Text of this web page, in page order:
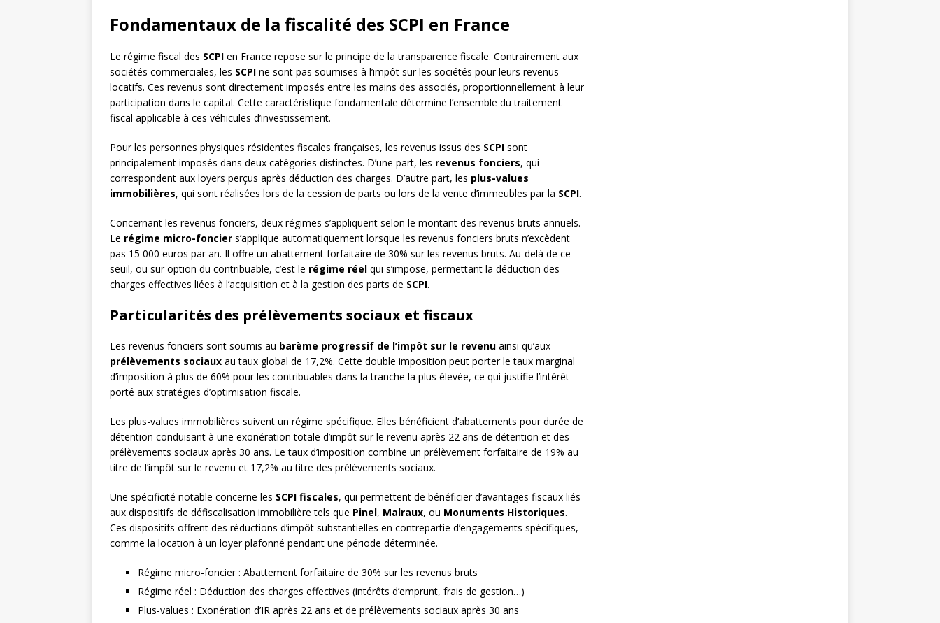
Fondamentaux de la fiscalité des SCPI en France
Le régime fiscal des SCPI en France repose sur le principe de la transparence fiscale. Contrairement aux
sociétés commerciales, les SCPI ne sont pas soumises à l’impôt sur les sociétés pour leurs revenus
locatifs. Ces revenus sont directement imposés entre les mains des associés, proportionnellement à leur
participation dans le capital. Cette caractéristique fondamentale détermine l’ensemble du traitement
fiscal applicable à ces véhicules d’investissement.
Pour les personnes physiques résidentes fiscales françaises, les revenus issus des SCPI sont
principalement imposés dans deux catégories distinctes. D’une part, les revenus fonciers, qui
correspondent aux loyers perçus après déduction des charges. D’autre part, les plus-values
immobilières, qui sont réalisées lors de la cession de parts ou lors de la vente d’immeubles par la SCPI.
Concernant les revenus fonciers, deux régimes s’appliquent selon le montant des revenus bruts annuels.
Le régime micro-foncier s’applique automatiquement lorsque les revenus fonciers bruts n’excèdent
pas 15 000 euros par an. Il offre un abattement forfaitaire de 30% sur les revenus bruts. Au-delà de ce
seuil, ou sur option du contribuable, c’est le régime réel qui s’impose, permettant la déduction des
charges effectives liées à l’acquisition et à la gestion des parts de SCPI.
Particularités des prélèvements sociaux et fiscaux
Les revenus fonciers sont soumis au barème progressif de l’impôt sur le revenu ainsi qu’aux
prélèvements sociaux au taux global de 17,2%. Cette double imposition peut porter le taux marginal
d’imposition à plus de 60% pour les contribuables dans la tranche la plus élevée, ce qui justifie l’intérêt
porté aux stratégies d’optimisation fiscale.
Les plus-values immobilières suivent un régime spécifique. Elles bénéficient d’abattements pour durée de
détention conduisant à une exonération totale d’impôt sur le revenu après 22 ans de détention et des
prélèvements sociaux après 30 ans. Le taux d’imposition combine un prélèvement forfaitaire de 19% au
titre de l’impôt sur le revenu et 17,2% au titre des prélèvements sociaux.
Une spécificité notable concerne les SCPI fiscales, qui permettent de bénéficier d’avantages fiscaux liés
aux dispositifs de défiscalisation immobilière tels que Pinel, Malraux, ou Monuments Historiques.
Ces dispositifs offrent des réductions d’impôt substantielles en contrepartie d’engagements spécifiques,
comme la location à un loyer plafonné pendant une période déterminée.
Régime micro-foncier : Abattement forfaitaire de 30% sur les revenus bruts
Régime réel : Déduction des charges effectives (intérêts d’emprunt, frais de gestion…)
Plus-values : Exonération d’IR après 22 ans et de prélèvements sociaux après 30 ans